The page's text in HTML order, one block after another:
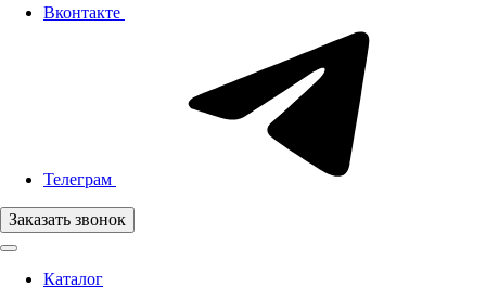
Вконтакте
Телеграм
Заказать звонок
Каталог